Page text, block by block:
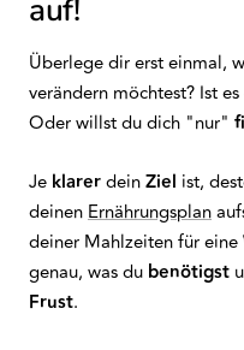
auf!
Überlege dir erst einmal,
verändern möchtest? Ist
Oder willst du dich "nur"
Je klarerdeinZiel ist,
deinenErnährungsplan
deiner Mahlzeiten für eine
genau, was du benötigst
Frust.